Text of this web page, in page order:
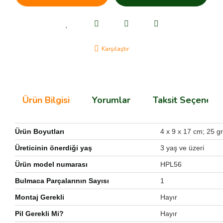
Karşılaştır
Ürün Bilgisi Yorumlar Taksit
Ürün Boyutları ‎4 x 9 x 17 cm; 25 gr
Üreticinin önerdiği yaş ‎3 yaş ve üzeri
Ürün model numarası ‎HPL56
Bulmaca Parçalarının Sayısı ‎1
Montaj Gerekli Hayır
Pil Gerekli Mi? Hayır